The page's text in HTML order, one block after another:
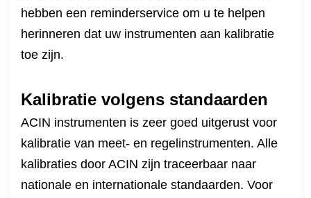
hebben een reminderservice om u te helpen
herinneren dat uw instrumenten aan kalibratie
toe zijn.
Kalibratie volgens standaarden
ACIN instrumenten is zeer goed uitgerust voor
kalibratie van meet- en regelinstrumenten. Alle
kalibraties door ACIN zijn traceerbaar naar
nationale en internationale standaarden. Voor